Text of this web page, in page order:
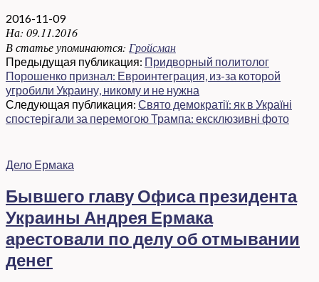
2016-11-09
На: 09.11.2016
В статье упоминаются: Гройсман
Предыдущая публикация: Придворный политолог
Порошенко признал: Евроинтеграция, из-за которой
угробили Украину, никому и не нужна
Следующая публикация: Свято демократії: як в Україні
спостерігали за перемогою Трампа: ексклюзивні фото
Дело Ермака
Бывшего главу Офиса президента
Украины Андрея Ермака
арестовали по делу об отмывании
денег